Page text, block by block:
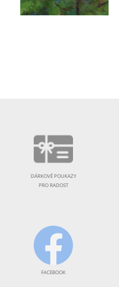
DÁRKOVÉ POUKAZY
PRO RADOST
FACEBOOK